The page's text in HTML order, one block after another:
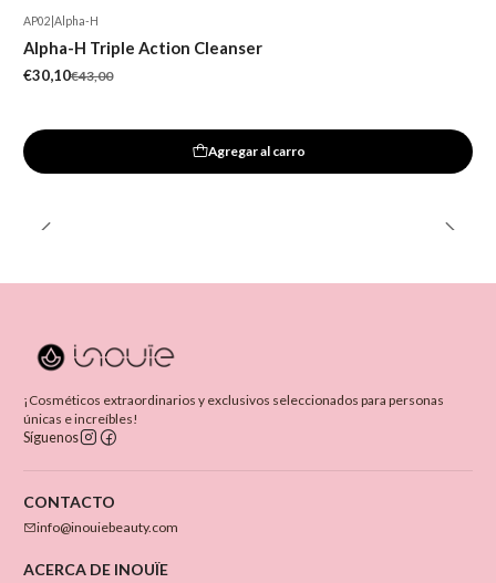
AP02 Alpha-H
Alpha-H Triple Action Cleanser
€30,10€43,00
Agregar al carro
¡Cosméticos extraordinarios y exclusivos seleccionados para personas
únicas e increíbles!
Síguenos
CONTACTO
info@inouiebeauty.com
ACERCA DE INOUÏE